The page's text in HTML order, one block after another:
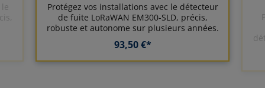
Protégez vos installations avec le détecteur
de fuite LoRaWAN EM300-SLD, précis,
robuste et autonome sur plusieurs années.
93,50 €*